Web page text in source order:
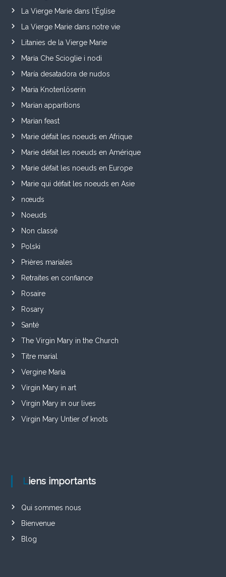
La Vierge Marie dans l'Église
La Vierge Marie dans notre vie
Litanies de la Vierge Marie
Maria Che Scioglie i nodi
María desatadora de nudos
Maria Knotenlöserin
Marian apparitions
Marian feast
Marie défait les noeuds en Afrique
Marie défait les noeuds en Amérique
Marie défait les noeuds en Europe
Marie qui défait les noeuds en Asie
nœuds
Noeuds
Non classé
Polski
Prières mariales
Retraites en confiance
Rosaire
Rosary
Santé
The Virgin Mary in the Church
Titre marial
Vergine Maria
Virgin Mary in art
Virgin Mary in our lives
Virgin Mary Untier of knots
Liens importants
Qui sommes nous
Bienvenue
Blog